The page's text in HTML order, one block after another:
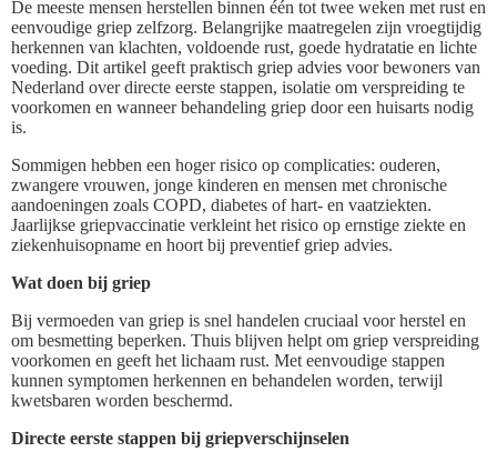
De meeste mensen herstellen binnen één tot twee weken met rust en
eenvoudige griep zelfzorg. Belangrijke maatregelen zijn vroegtijdig
herkennen van klachten, voldoende rust, goede hydratatie en lichte
voeding. Dit artikel geeft praktisch griep advies voor bewoners van
Nederland over directe eerste stappen, isolatie om verspreiding te
voorkomen en wanneer behandeling griep door een huisarts nodig
is.
Sommigen hebben een hoger risico op complicaties: ouderen,
zwangere vrouwen, jonge kinderen en mensen met chronische
aandoeningen zoals COPD, diabetes of hart- en vaatziekten.
Jaarlijkse griepvaccinatie verkleint het risico op ernstige ziekte en
ziekenhuisopname en hoort bij preventief griep advies.
Wat doen bij griep
Bij vermoeden van griep is snel handelen cruciaal voor herstel en
om besmetting beperken. Thuis blijven helpt om griep verspreiding
voorkomen en geeft het lichaam rust. Met eenvoudige stappen
kunnen symptomen herkennen en behandelen worden, terwijl
kwetsbaren worden beschermd.
Directe eerste stappen bij griepverschijnselen